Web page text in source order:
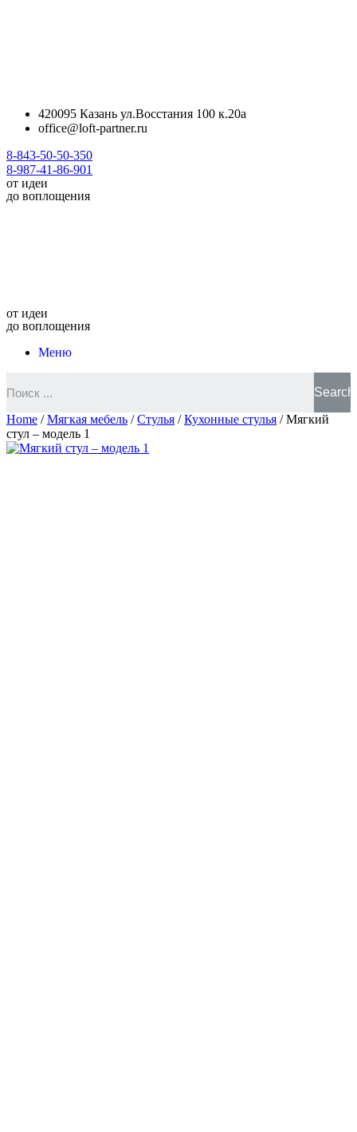
420095 Казань ул.Восстания 100 к.20а
office@loft-partner.ru
8-843-50-50-350
8-987-41-86-901
от идеи
до воплощения
от идеи
до воплощения
Меню
Search
Home /Мягкая мебель /Стулья /Кухонные стулья / Мягкий
стул – модель 1